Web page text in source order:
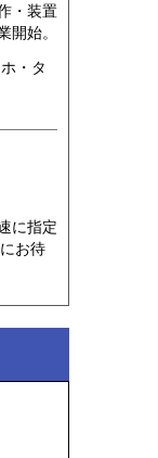
・装置
開始。
・タ
に指定
お待